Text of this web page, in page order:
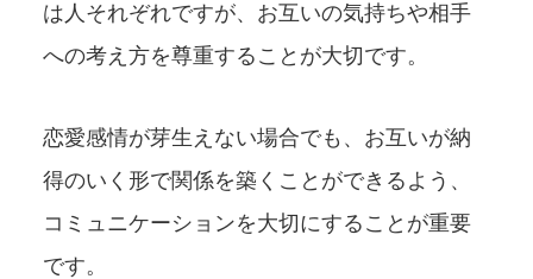
は人それぞれですが、お互いの気持ちや相手
への考え方を尊重することが大切です。
恋愛感情が芽生えない場合でも、お互いが納
得のいく形で関係を築くことができるよう、
コミュニケーションを大切にすることが重要
です。